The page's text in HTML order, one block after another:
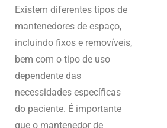
Existem diferentes tipos de
mantenedores de espaço,
incluindo fixos e removíveis,
bem com o tipo de uso
dependente das
necessidades específicas
do paciente. É importante
que o mantenedor de